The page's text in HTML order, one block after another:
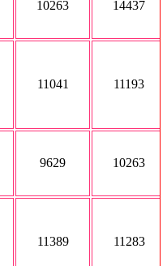
10263 14437
11041 11193
9629 10263
11389 11283